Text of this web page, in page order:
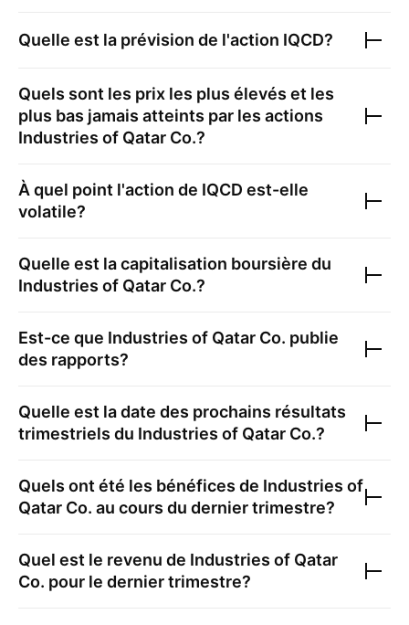
Quelle est la prévision de l'action IQCD?
Quels sont les prix les plus élevés et les
plus bas jamais atteints par les actions
Industries of Qatar Co.?
À quel point l'action de IQCD est-elle
volatile?
Quelle est la capitalisation boursière du
Industries of Qatar Co.?
Est-ce que Industries of Qatar Co. publie
des rapports?
Quelle est la date des prochains résultats
trimestriels du Industries of Qatar Co.?
Quels ont été les bénéfices de Industries of
Qatar Co. au cours du dernier trimestre?
Quel est le revenu de Industries of Qatar
Co. pour le dernier trimestre?